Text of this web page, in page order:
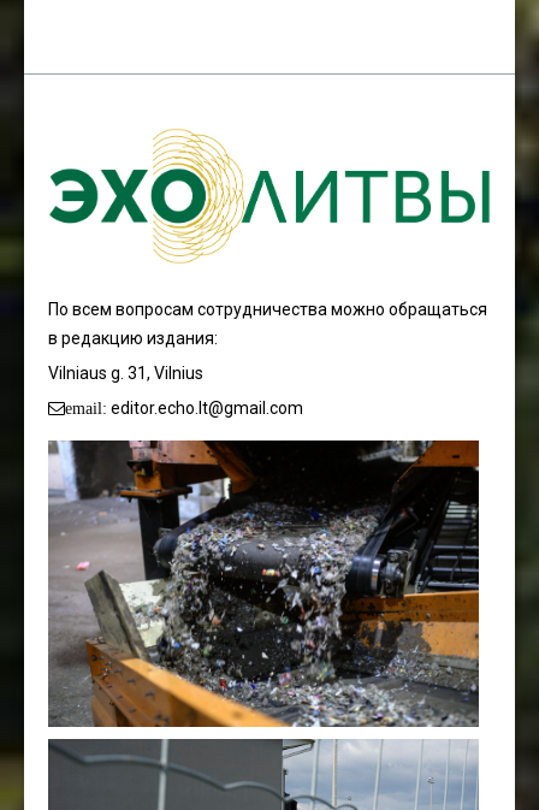
По всем вопросам сотрудничества можно обращаться
в редакцию издания:
Vilniaus g. 31, Vilnius
email: editor.echo.lt@gmail.com